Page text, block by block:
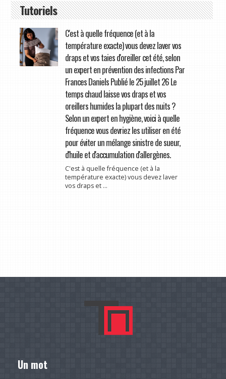
Tutoriels
C'est à quelle fréquence (et à la
température exacte) vous devez laver vos
draps et vos taies d'oreiller cet été, selon
un expert en prévention des infections Par
Frances Daniels Publié le 25 juillet 26 Le
temps chaud laisse vos draps et vos
oreillers humides la plupart des nuits ?
Selon un expert en hygiène, voici à quelle
fréquence vous devriez les utiliser en été
pour éviter un mélange sinistre de sueur,
d'huile et d'accumulation d'allergènes.
C'est à quelle fréquence (et à la
température exacte) vous devez laver
vos draps et ...
Un mot